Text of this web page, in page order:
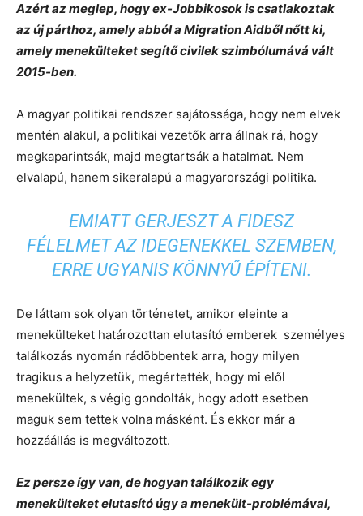
Azért az meglep, hogy ex-Jobbikosok is csatlakoztak
az új párthoz, amely abból a Migration Aidből nőtt ki,
amely menekülteket segítő civilek szimbólumává vált
2015-ben.
A magyar politikai rendszer sajátossága, hogy nem elvek
mentén alakul, a politikai vezetők arra állnak rá, hogy
megkaparintsák, majd megtartsák a hatalmat. Nem
elvalapú, hanem sikeralapú a magyarországi politika.
EMIATT GERJESZT A FIDESZ
FÉLELMET AZ IDEGENEKKEL SZEMBEN,
ERRE UGYANIS KÖNNYŰ ÉPÍTENI.
De láttam sok olyan történetet, amikor eleinte a
menekülteket határozottan elutasító emberek személyes
találkozás nyomán rádöbbentek arra, hogy milyen
tragikus a helyzetük, megértették, hogy mi elől
menekültek, s végig gondolták, hogy adott esetben
maguk sem tettek volna másként. És ekkor már a
hozzáállás is megváltozott.
Ez persze így van, de hogyan találkozik egy
menekülteket elutasító úgy a menekült-problémával,